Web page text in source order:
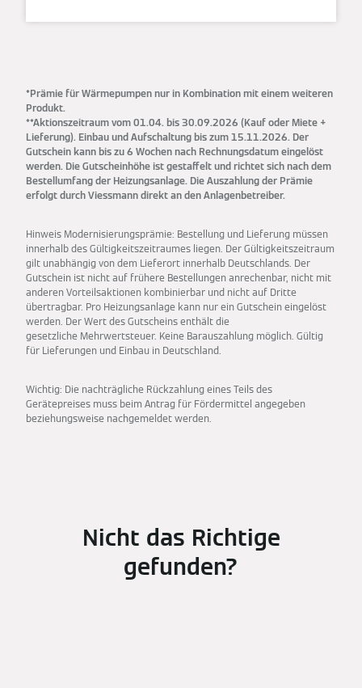
*Prämie für Wärmepumpen nur in Kombination mit einem weiteren
Produkt.
**Aktionszeitraum vom 01.04. bis 30.09.2026 (Kauf oder Miete +
Lieferung). Einbau und Aufschaltung bis zum 15.11.2026. Der
Gutschein kann bis zu 6 Wochen nach Rechnungsdatum eingelöst
werden. Die Gutscheinhöhe ist gestaffelt und richtet sich nach dem
Bestellumfang der Heizungsanlage. Die Auszahlung der Prämie
erfolgt durch Viessmann direkt an den Anlagenbetreiber.
Hinweis Modernisierungsprämie: Bestellung und Lieferung müssen
innerhalb des Gültigkeitszeit­raumes liegen. Der Gültigkeitszeitraum
gilt unabhängig von dem Lieferort innerhalb Deutschlands. Der
Gutschein ist nicht auf frühere Bestellungen anrechenbar, nicht mit
anderen Vorteilsaktionen kombinierbar und nicht auf Dritte
übertragbar. Pro Heizungsanlage kann nur ein Gutschein eingelöst
werden. Der Wert des Gutscheins enthält die
gesetzliche Mehrwertsteuer. Keine Barauszahlung möglich. Gültig
für Lieferungen und Einbau in Deutschland.
Wichtig: Die nachträgliche Rückzahlung eines Teils des
Gerätepreises muss beim Antrag für Fördermittel angegeben
beziehungsweise nachgemeldet werden.
Nicht das Richtige
gefunden?